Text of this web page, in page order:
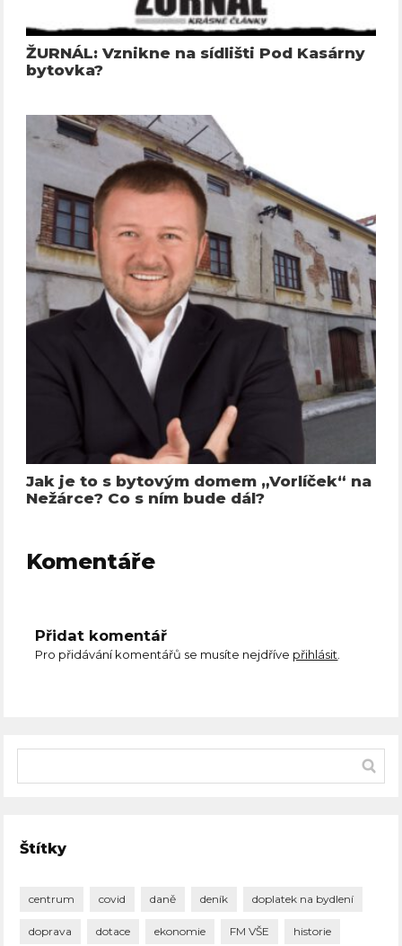
ŽURNÁL: Vznikne na sídlišti Pod Kasárny
bytovka?
Jak je to s bytovým domem „Vorlíček“ na
Nežárce? Co s ním bude dál?
Komentáře
Přidat komentář
Pro přidávání komentářů se musíte nejdříve přihlásit
Štítky
centrum covid daně deník doplatek na bydlení
doprava dotace ekonomie FM VŠE historie